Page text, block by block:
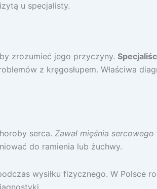
u specjalisty.
zrozumieć jego przyczyny.
z kręgosłupem. Właściwa
serca. Zawał mięśnia sercowego
do ramienia lub żuchwy.
wysiłku fizycznego. W Polsce